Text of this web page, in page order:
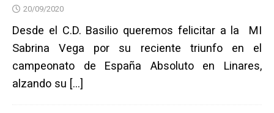
20/09/2020
Desde el C.D. Basilio queremos felicitar a la MI
Sabrina Vega por su reciente triunfo en el
campeonato de España Absoluto en Linares,
alzando su […]